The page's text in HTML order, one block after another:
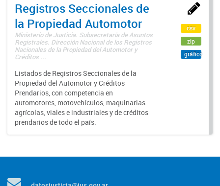
Registros Seccionales de
la Propiedad Automotor
Ministerio de Justicia. Subsecretaría de Asuntos
Registrales. Dirección Nacional de los Registros
Nacionales de la Propiedad del Automotor y
Créditos ...
Listados de Registros Seccionales de la
Propiedad del Automotor y Créditos
Prendarios, con competencia en
automotores, motovehículos, maquinarias
agrícolas, viales e industriales y de créditos
prendarios de todo el país.
csv
zip
gráfico